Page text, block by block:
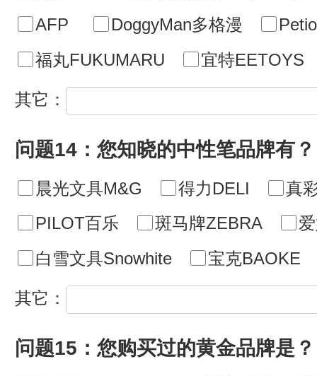
AFP
DoggyMan多格漫
Petio
福丸FUKUMARU
宜特EETOYS
其它：
问题14：您知晓的中性笔品牌有？
晨光文具M&G 得力DELI
真
PILOT百乐
斑马牌ZEBRA
白雪文具Snowhite
宝克BAOKE
其它：
问题15：您购买过的黄金品牌是？